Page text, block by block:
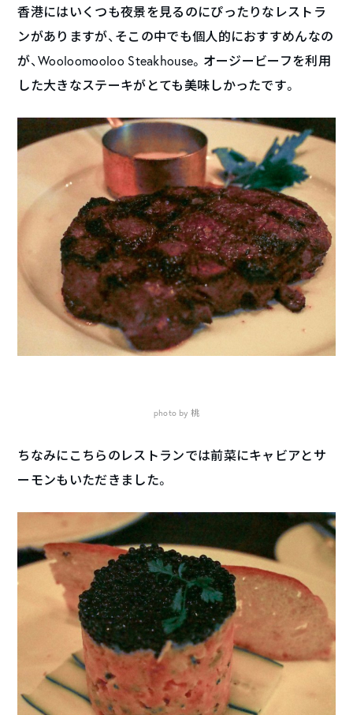
香港にはいくつも夜景を見るのにぴったりなレストラ
ンがありますが、そこの中でも個人的におすすめんなの
が、Wooloomooloo Steakhouse。オージービーフを利用
した大きなステーキがとても美味しかったです。
photo by 桃
ちなみにこちらのレストランでは前菜にキャビアとサ
ーモンもいただきました。